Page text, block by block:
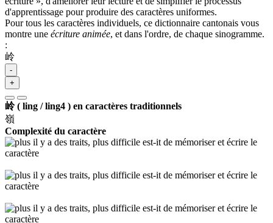
d'apprentissage pour produire des caractères uniformes.
Pour tous les caractères individuels, ce dictionnaire cantonais vous
montre une écriture animée, et dans l'ordre, de chaque sinogramme.
:
岭
-
+
岭 ( ling / ling4 ) en caractères traditionnels
嶺
Complexité du caractère